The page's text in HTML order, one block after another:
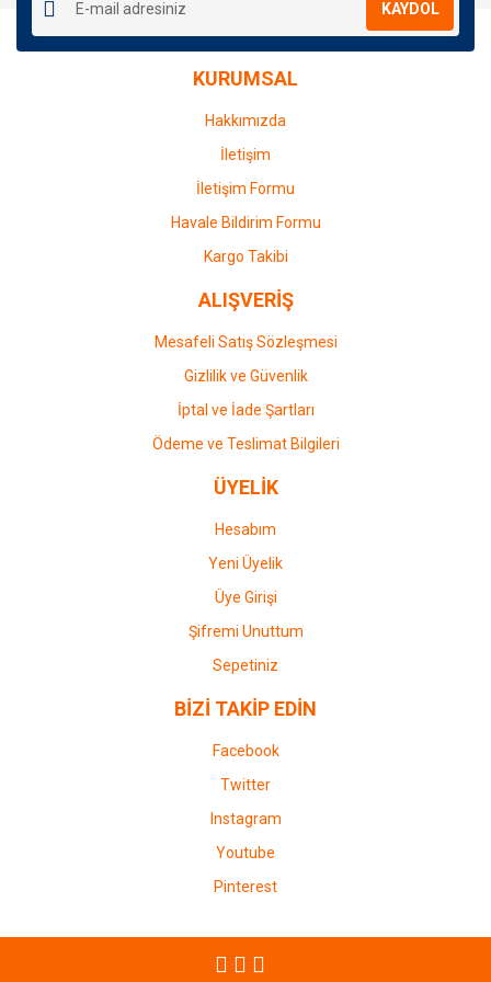
Ürün açıklamasında eksik bilgiler bulunuyor.
Ürün bilgilerinde hatalar bulunuyor.
Ürün fiyatı diğer sitelerden daha pahalı.
Gönder
KAYDOL
KURUMSAL
Hakkımızda
İletişim
İletişim Formu
Havale Bildirim Formu
Kargo Takibi
ALIŞVERİŞ
Mesafeli Satış Sözleşmesi
Gizlilik ve Güvenlik
İptal ve İade Şartları
Ödeme ve Teslimat Bilgileri
ÜYELİK
Hesabım
Yeni Üyelik
Üye Girişi
Şifremi Unuttum
Sepetiniz
BİZİ TAKİP EDİN
Facebook
Twitter
Instagram
Youtube
Pinterest